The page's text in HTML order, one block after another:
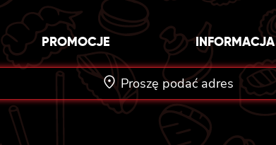
PROMOCJE INFORMACJA
Proszę podać adres